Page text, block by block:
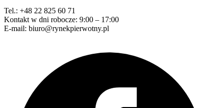
Tel.: +48 22 825 60 71
Kontakt w dni robocze: 9:00 – 17:00
E-mail: biuro@rynekpierwotny.pl